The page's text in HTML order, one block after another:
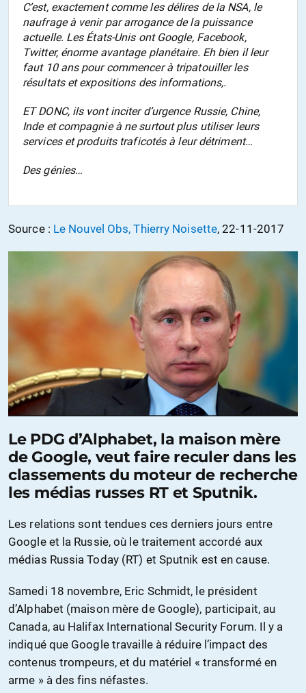
C’est, exactement comme les délires de la NSA, le
naufrage à venir par arrogance de la puissance
actuelle. Les États-Unis ont Google, Facebook,
Twitter, énorme avantage planétaire. Eh bien il leur
faut 10 ans pour commencer à tripatouiller les
résultats et expositions des informations,.
ET DONC, ils vont inciter d’urgence Russie, Chine,
Inde et compagnie à ne surtout plus utiliser leurs
services et produits traficotés à leur détriment…
Des génies…
Source : Le Nouvel Obs, Thierry Noisette, 22-11-2017
Le PDG d’Alphabet, la maison mère
de Google, veut faire reculer dans les
classements du moteur de recherche
les médias russes RT et Sputnik.
Les relations sont tendues ces derniers jours entre
Google et la Russie, où le traitement accordé aux
médias Russia Today (RT) et Sputnik est en cause.
Samedi 18 novembre, Eric Schmidt, le président
d’Alphabet (maison mère de Google), participait, au
Canada, au Halifax International Security Forum. Il y a
indiqué que Google travaille à réduire l’impact des
contenus trompeurs, et du matériel « transformé en
arme » à des fins néfastes.